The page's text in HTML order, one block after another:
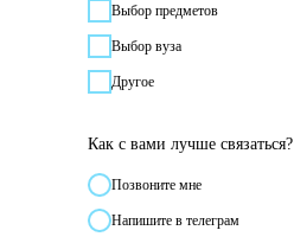
Выбор предметов
Выбор вуза
Другое
Как с вами лучше связаться?
Позвонитe мне
Напишите в телеграм